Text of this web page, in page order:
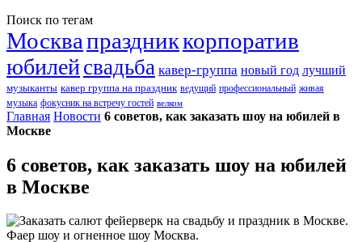
Поиск по тегам
Москвапраздниккорпоратив
юбилейсвадьба кавер-группа новый год лучший
музыканты кавер группа на праздник ведущий профессиональный живая
музыка фокусник на встречу гостей велком
Главная Новости 6 советов, как заказать шоу на юбилей в
Москве
6 советов, как заказать шоу на юбилей
в Москве